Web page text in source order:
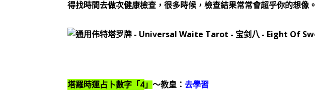
得找時間去做次健康檢查，很多時候，檢查結果常常會超乎你的想像。
塔羅時運占卜數字「4 」～教皇：去學習